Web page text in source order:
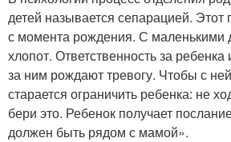
детей называется сепарацией. Этот
с момента рождения. С маленькими
хлопот. Ответственность за ребенка
за ним рождают тревогу. Чтобы с
старается ограничить ребенка: не
бери это. Ребенок получает
должен быть рядом с мамой».